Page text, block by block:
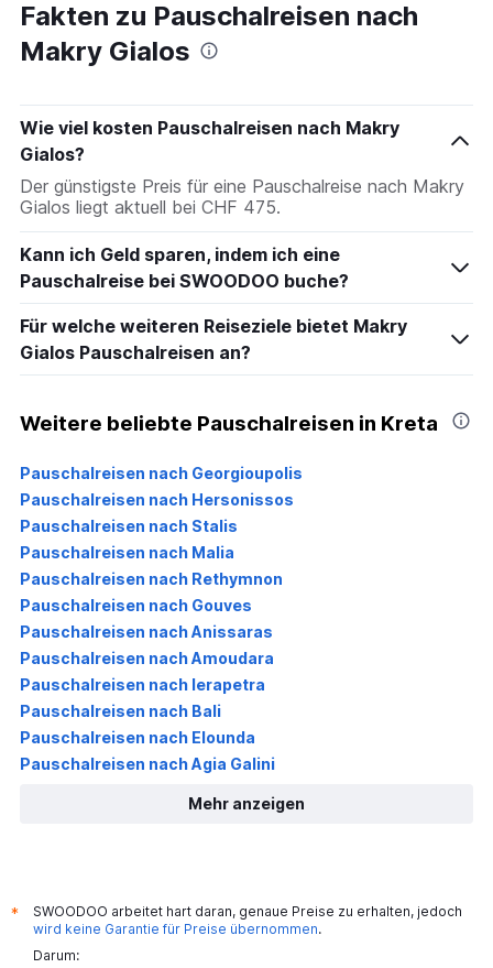
Fakten zu Pauschalreisen nach
Makry Gialos
Wie viel kosten Pauschalreisen nach Makry
Gialos?
Der günstigste Preis für eine Pauschalreise nach Makry
Gialos liegt aktuell bei CHF 475.
Kann ich Geld sparen, indem ich eine
Pauschalreise bei SWOODOO buche?
Für welche weiteren Reiseziele bietet Makry
Gialos Pauschalreisen an?
Weitere beliebte Pauschalreisen in Kreta
Pauschalreisen nach Georgioupolis
Pauschalreisen nach Hersonissos
Pauschalreisen nach Stalis
Pauschalreisen nach Malia
Pauschalreisen nach Rethymnon
Pauschalreisen nach Gouves
Pauschalreisen nach Anissaras
Pauschalreisen nach Amoudara
Pauschalreisen nach Ierapetra
Pauschalreisen nach Bali
Pauschalreisen nach Elounda
Pauschalreisen nach Agia Galini
Mehr anzeigen
*
SWOODOO arbeitet hart daran, genaue Preise zu erhalten, jedoch
wird keine Garantie für Preise übernommen.
Darum: